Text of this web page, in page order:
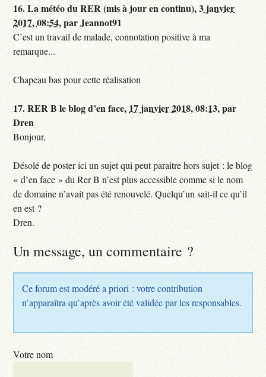
16.La météo du RER (mis à jour en continu),3 janvier
2017, 08:54,parJeannot91
C’est un travail de malade, connotation positive à ma
remarque...
Chapeau bas pour cette réalisation
17.RER B le blog d’en face, 17 janvier 2018, 08:13,par
Dren
Bonjour,
Désolé de poster ici un sujet qui peut paraitre hors sujet : le blog
« d’en face » du Rer B n’est plus accessible comme si le nom
de domaine n’avait pas été renouvelé. Quelqu’un sait-il ce qu’il
en est ?
Dren.
Un message, un commentaire ?
Ce forum est modéré a priori : votre contribution
n’apparaîtra qu’après avoir été validée par les responsables.
Votre nom